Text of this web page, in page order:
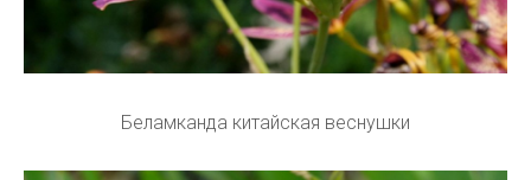
Беламканда китайская веснушки